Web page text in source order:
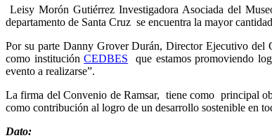
Leisy Morón Gutiérrez Investigadora Asociada del
departamento de Santa Cruz se encuentra la mayor
Por su parte Danny Grover Durán, Director Ejecutivo del
como instituciónCEDBES que estamos promoviendo
evento a realizarse”.
La firma del Convenio de Ramsar, tiene como principal
como contribución al logro de un desarrollo sostenible en
Dato: